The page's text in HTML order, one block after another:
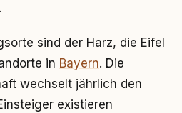
sind der Harz, die Eifel
in Bayern. Die
wechselt jährlich den
existieren